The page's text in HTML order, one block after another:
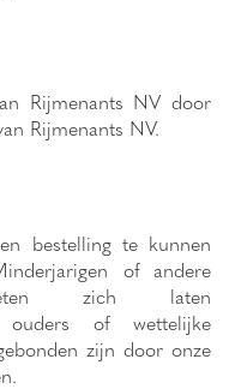
Rijmenants NV door
Rijmenants NV.
bestelling te kunnen
of andere
zich laten
ouders of wettelijke
zijn door onze